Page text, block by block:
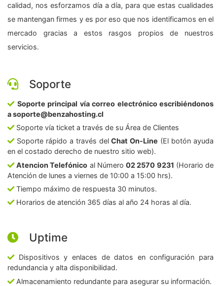
calidad, nos esforzamos día a día, para que estas cualidades
se mantengan firmes y es por eso que nos identificamos en el
mercado gracias a estos rasgos propios de nuestros
servicios.
Soporte
Soporte principal vía correo electrónico escribiéndonos
a soporte@benzahosting.cl
Soporte vía ticket a través de su Área de Clientes
Soporte rápido a través delChat On-Line (El botón ayuda
en el costado derecho de nuestro sitio web).
Atencion Telefónico al Número02 2570 9231 (Horario de
Atención de lunes a viernes de 10:00 a 15:00 hrs).
Tiempo máximo de respuesta 30 minutos.
Horarios de atención 365 días al año 24 horas al día.
Uptime
Dispositivos y enlaces de datos en configuración para
redundancia y alta disponibilidad.
Almacenamiento redundante para asegurar su información.